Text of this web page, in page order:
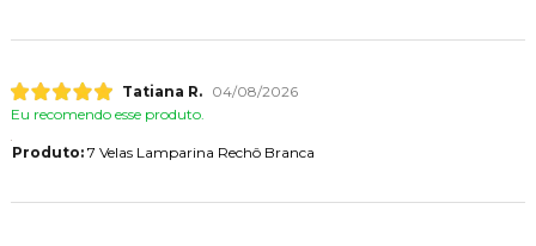
Tatiana R.
04/08/2026
Eu recomendo esse produto.
Produto:7 Velas Lamparina Rechô Branca